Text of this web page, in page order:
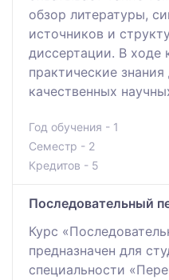
обзор литературы,
источников и
диссертации. В ходе
практические
качественных
Год обучения - 1
Семестр - 2
Кредитов - 5
Последовательный
Курс
предназначен для
специальности